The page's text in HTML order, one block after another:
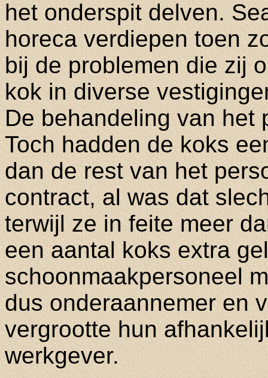
het onderspit delven.
horeca verdiepen toen
bij de problemen die zij
kok in diverse
De behandeling van het
Toch hadden de koks
dan de rest van het
contract, al was dat
terwijl ze in feite meer
een aantal koks extra
schoonmaakpersoneel
dus onderaannemer en
vergrootte hun
werkgever.